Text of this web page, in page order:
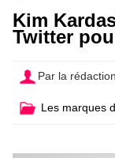
Kim
Twitter
Par la rédaction
Les marques